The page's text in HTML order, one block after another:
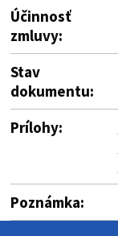
Účinnosť
zmluvy:
Stav
dokumentu:
Prílohy:
Poznámka: